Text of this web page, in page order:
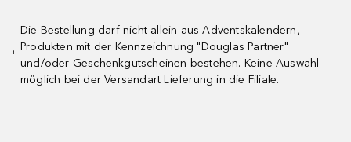
¹
Die Bestellung darf nicht allein aus Adventskalendern,
Produkten mit der Kennzeichnung "Douglas Partner"
und/oder Geschenkgutscheinen bestehen. Keine Auswahl
möglich bei der Versandart Lieferung in die Filiale.